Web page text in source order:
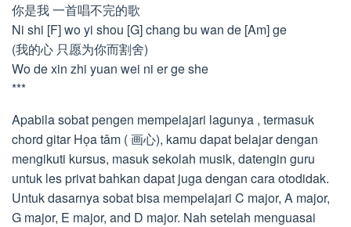
你是我 一首唱不完的歌
Ni shi [F] wo yi shou [G] chang bu wan de [Am] ge
(我的心 只愿为你而割舍)
Wo de xin zhi yuan wei ni er ge she
***
Apabila sobat pengen mempelajari lagunya , termasuk
chord gitar Họa tâm ( 画心), kamu dapat belajar dengan
mengikuti kursus, masuk sekolah musik, datengin guru
untuk les privat bahkan dapat juga dengan cara otodidak.
Untuk dasarnya sobat bisa mempelajari C major, A major,
G major, E major, and D major. Nah setelah menguasai